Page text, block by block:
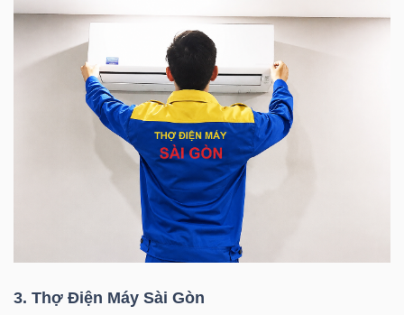
3. Thợ Điện Máy Sài Gòn
CHĂM
CHÍNH